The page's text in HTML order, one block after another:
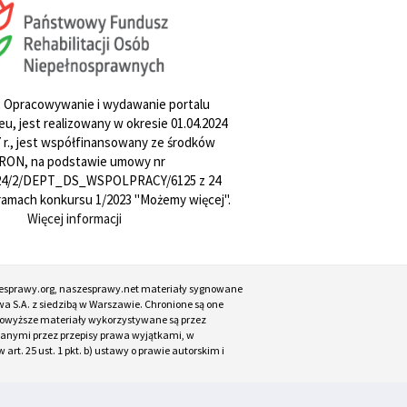
i wydawanie portalu
jest realizowany w okresie 01.04.2024
r., jest współfinansowany ze środków
na podstawie umowy nr
2/DEPT_DS_WSPOLPRACY/6125 z 24
konkursu 1/2023 "Możemy więcej".
Więcej informacji
naszesprawy.net materiały sygnowane
S.A. z siedzibą w Warszawie. Chronione są one
materiały wykorzystywane są przez
przez przepisy prawa wyjątkami, w
25 ust. 1 pkt. b) ustawy o prawie autorskim i